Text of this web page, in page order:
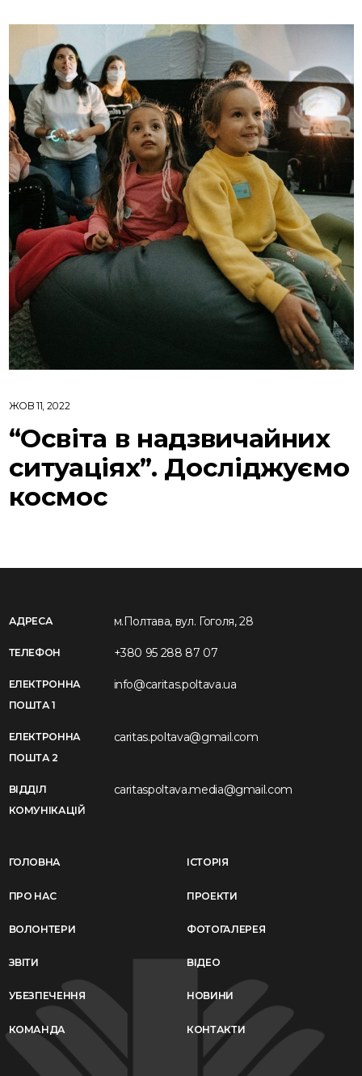
ЖОВ 11, 2022
“Освіта в надзвичайних
ситуаціях”. Досліджуємо
космос
АДРЕСА м.Полтава, вул. Гоголя, 28
ТЕЛЕФОН +380 95 288 87 07
ЕЛЕКТРОННА
ПОШТА 1
info@caritas.poltava.ua
ЕЛЕКТРОННА
ПОШТА 2
caritas.poltava@gmail.com
ВІДДІЛ
КОМУНІКАЦІЙ
caritaspoltava.media@gmail.com
ГОЛОВНА
ПРО НАС
ВОЛОНТЕРИ
ЗВІТИ
УБЕЗПЕЧЕННЯ
КОМАНДА
ІСТОРІЯ
ПРОЕКТИ
ФОТОГАЛЕРЕЯ
ВІДЕО
НОВИНИ
КОНТАКТИ